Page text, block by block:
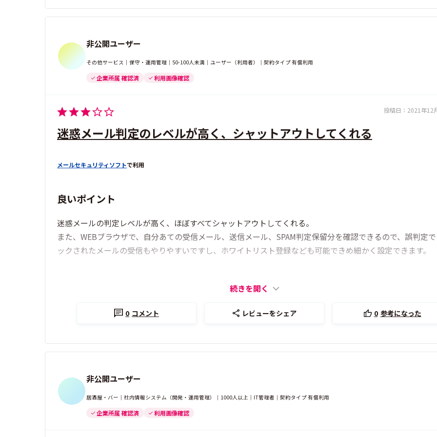
非公開ユーザー
その他サービス｜保守・運用管理｜50-100人未満｜ユーザー（利用者）｜契約タイプ 有償利用
企業所属 確認済 利用画像確認
投稿日： 2021年12
迷惑メール判定のレベルが高く、シャットアウトしてくれる
メールセキュリティソフトで利用
良いポイント
迷惑メールの判定レベルが高く、ほぼすべてシャットアウトしてくれる。
また、WEBブラウザで、自分あての受信メール、送信メール、SPAM判定保留分を確認できるので、誤判定
ックされたメールの受信もやりやすいですし、ホワイトリスト登録なども可能できめ細かく設定できます。
続きを開く
0 コメント レビューをシェア 0 参考になった
非公開ユーザー
居酒屋・バー｜社内情報システム（開発・運用管理）｜1000人以上｜IT管理者｜契約タイプ 有償利用
企業所属 確認済 利用画像確認